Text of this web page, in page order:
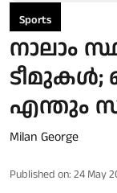
Sports
നാലാം
എന്തും
Milan George
Published on: 24 May